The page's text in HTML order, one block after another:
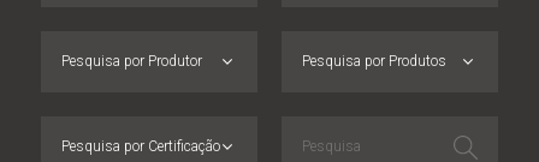
Pesquisa por Produtor Pesquisa por Produtos
Pesquisa por Certificação